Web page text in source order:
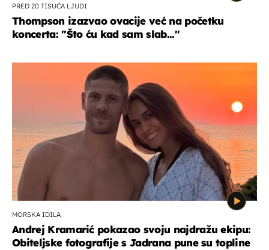
PRED 20 TISUĆA LJUDI
Thompson izazvao ovacije već na početku
koncerta: "Što ću kad sam slab..."
MORSKA IDILA
Andrej Kramarić pokazao svoju najdražu ekipu:
Obiteljske fotografije s Jadrana pune su topline